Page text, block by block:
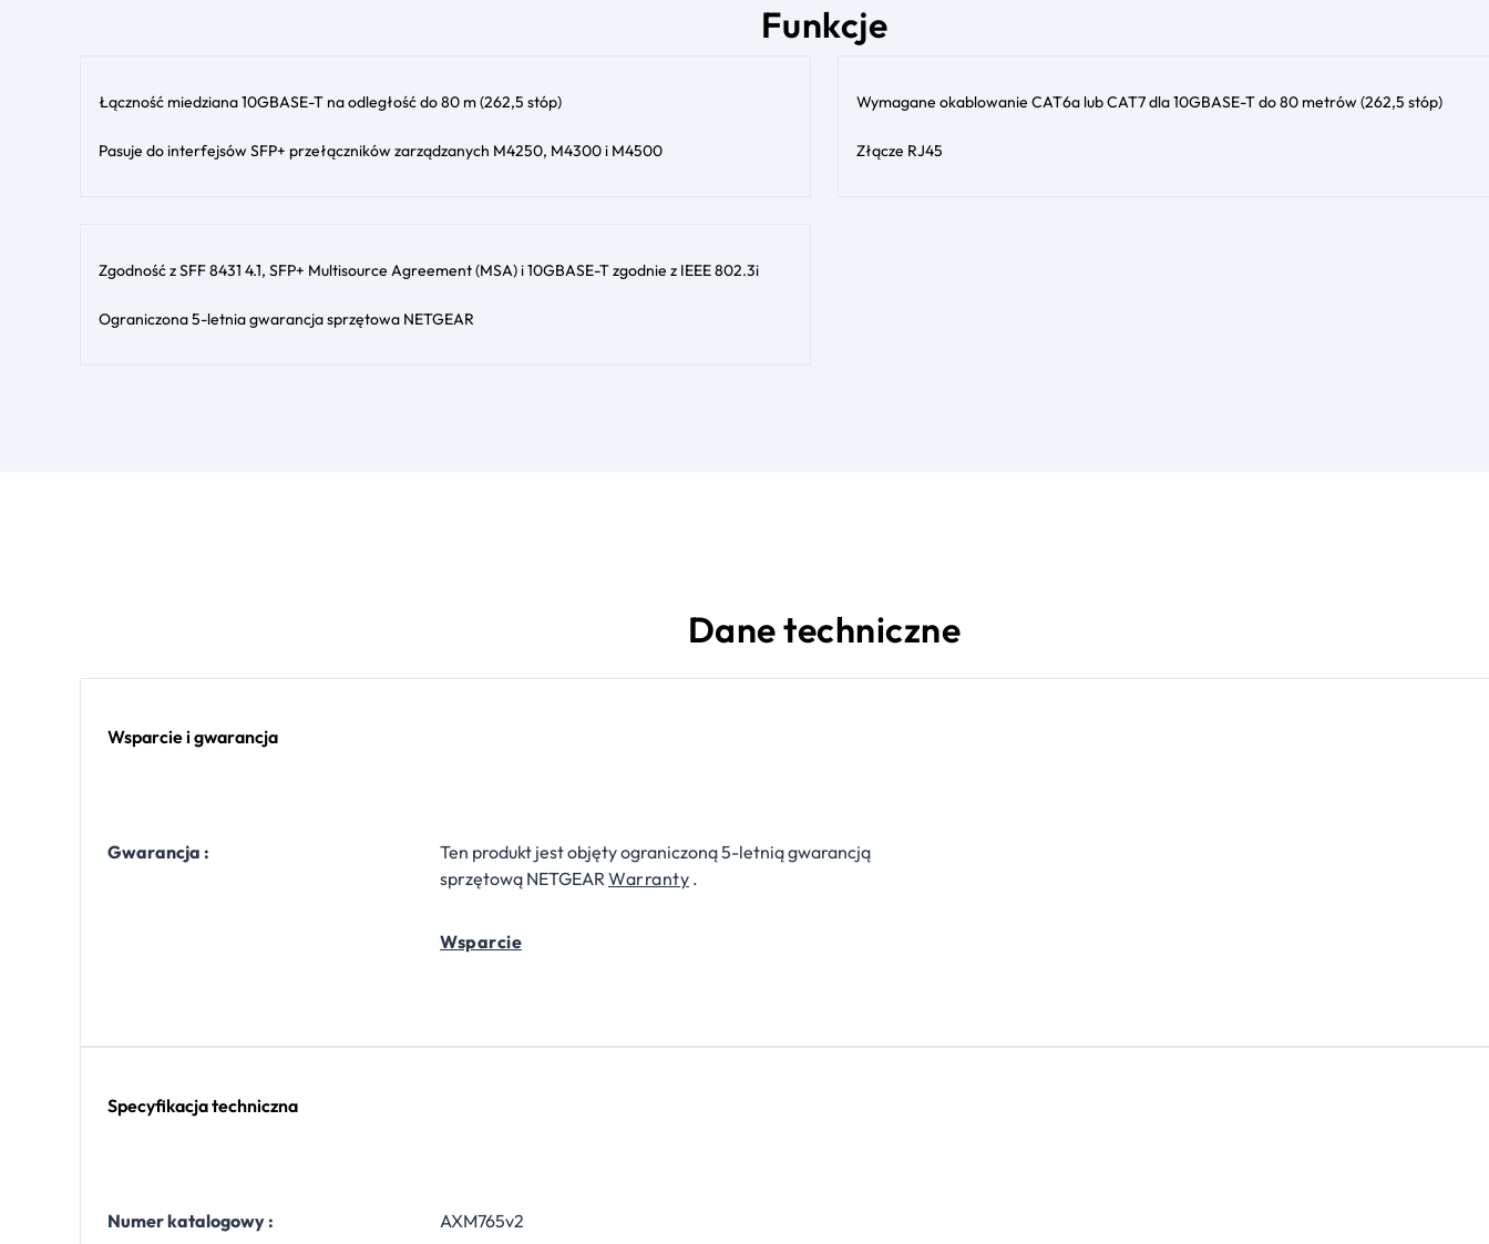
Funkcje
Łączność miedziana 10GBASE-T na odległość do 80 m (262,5 stóp)
Pasuje do interfejsów SFP+ przełączników zarządzanych M4250, M4300 i M4500
Wymagane okablowanie CAT6a lub CAT7 dla 10GBASE-T do 80 metrów (262,5 stóp)
Złącze RJ45
Zgodność z SFF 8431 4.1, SFP+ Multisource Agreement (MSA) i 10GBASE-T zgodnie z IEEE 802.3i
Ograniczona 5-letnia gwarancja sprzętowa NETGEAR
Dane techniczne
Wsparcie i gwarancja
Gwarancja :
Ten produkt jest objęty ograniczoną 5-letnią gwarancją
sprzętową NETGEARWarranty .
Wsparcie
Specyfikacja techniczna
Numer katalogowy : AXM765v2